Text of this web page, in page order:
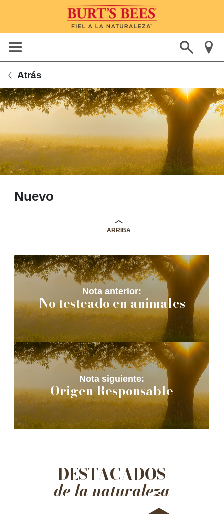
Atrás
Nuevo
ARRIBA
Nota anterior:
No testeado en animales
Nota siguiente:
Origen Responsable
DESTACADOS
de la naturaleza